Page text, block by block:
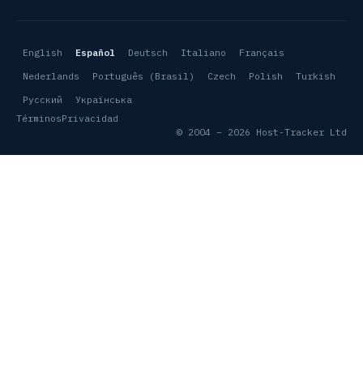
English Español Deutsch Italiano
Français
Nederlands
Português (Brasil) Czech Polish
Turkish
Русский
Українська
TérminosPrivacidad
© 2004 – 2026 Host-Tracker Ltd